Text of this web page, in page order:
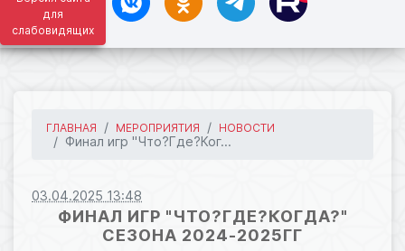
для
слабовидящих
ГЛАВНАЯ МЕРОПРИЯТИЯ НОВОСТИ
Финал игр "Что?Где?Ког...
03.04.2025 13:48
ФИНАЛ ИГР "ЧТО?ГДЕ?КОГДА?"
СЕЗОНА 2024-2025ГГ